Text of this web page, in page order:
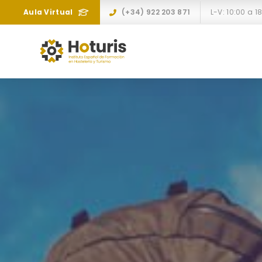
Aula Virtual (+34) 922 203 871